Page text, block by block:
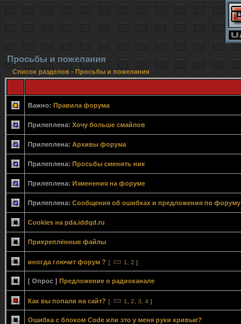
Просьбы и пожелания
Список разделов - Просьбы и пожелания
Важно: Правила форума
Прилеплена: Хочу больше смайлов
Прилеплена: Архивы форума
Прилеплена: Просьбы сменить ник
Прилеплена: Изменения на форуме
Прилеплена: Сообщения об ошибках и предложения по форуму
Cookies на pda.iddqd.ru
Прикреплённые файлы
иногда глючит форум ? [ 1 2 ]
[ Опрос ] Предложение о радиоканале
Как вы попали на сайт? [ 1 2 3 4 ]
Ошибка с блоком Code или это у меня руки кривые?